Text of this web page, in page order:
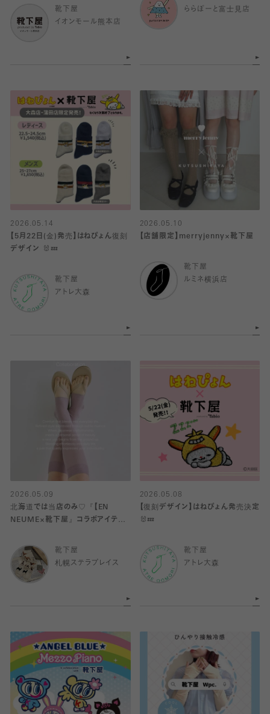
靴下屋
イオンモール熊本店
ららぽーと富士見店
2026.05.14
【5月22日(金)発売】はねぴょん復刻
デザイン 🐰💤
靴下屋
アトレ大森
2026.05.10
【店舗限定】merryjenny×靴下屋
靴下屋
ルミネ横浜店
2026.05.09
北海道では当店のみ♡『【EN
NEUME×靴下屋』コラボアイテム
靴下屋
札幌ステラプレイス
2026.05.08
【復刻デザイン】はねぴょん発売決定
🐰💤
靴下屋
アトレ大森